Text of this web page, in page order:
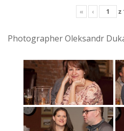
« ‹ z
Photographer Oleksandr